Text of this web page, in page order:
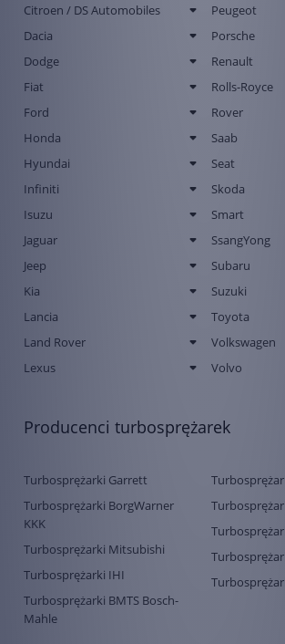
Citroen / DS Automobiles
Dacia
Dodge
Fiat
Ford
Honda
Hyundai
Infiniti
Isuzu
Jaguar
Jeep
Kia
Lancia
Land Rover
Lexus
Peugeot
Porsche
Renault
Rolls-Royce
Rover
Saab
Seat
Skoda
Smart
SsangYong
Subaru
Suzuki
Toyota
Volkswagen
Volvo
Producenci turbosprężarek
Turbosprężarki Garrett
Turbosprężarki BorgWarner
KKK
Turbosprężarki Mitsubishi
Turbosprężarki IHI
Turbosprężarki BMTS Bosch-
Mahle